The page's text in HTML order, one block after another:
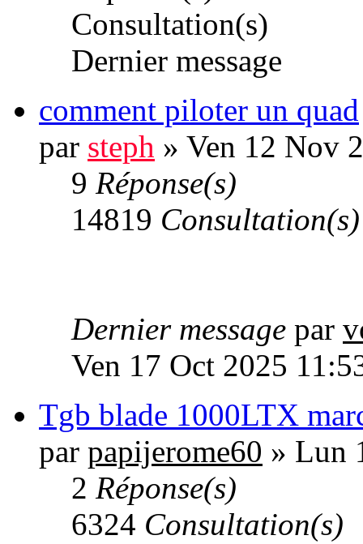
Consultation(s)
Dernier message
comment piloter un quad
par steph » Ven 12 Nov
9 Réponse(s)
14819 Consultation(s)
Dernier message par
Ven 17 Oct 2025
Tgb blade 1000LTX
par papijerome60 » Lun
2 Réponse(s)
6324 Consultation(s)